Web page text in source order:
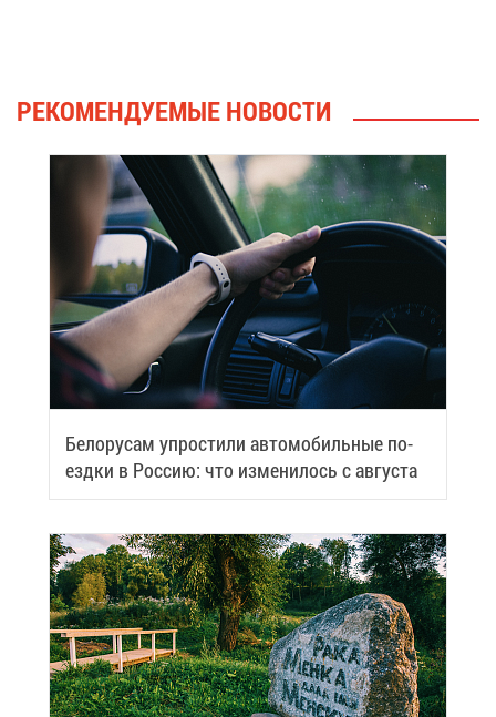
РЕ­КО­МЕН­ДУ­Е­МЫЕ НО­ВО­СТИ
Бе­ло­ру­сам упро­сти­ли ав­то­мо­биль­ные по­
езд­ки в Рос­сию: что из­ме­ни­лось с ав­гу­ста